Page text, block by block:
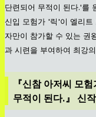
단련되어 무적이 된다.'를
신입 모험가 '릭'이 엘리트
자만이 참가할 수 있는 권
과 시련을 부여하여 최강
『신참 아저씨 모
무적이 된다.』 신